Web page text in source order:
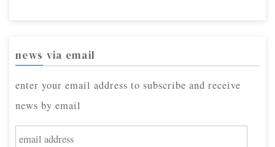
news via email
enter your email address to subscribe and receive
news by email